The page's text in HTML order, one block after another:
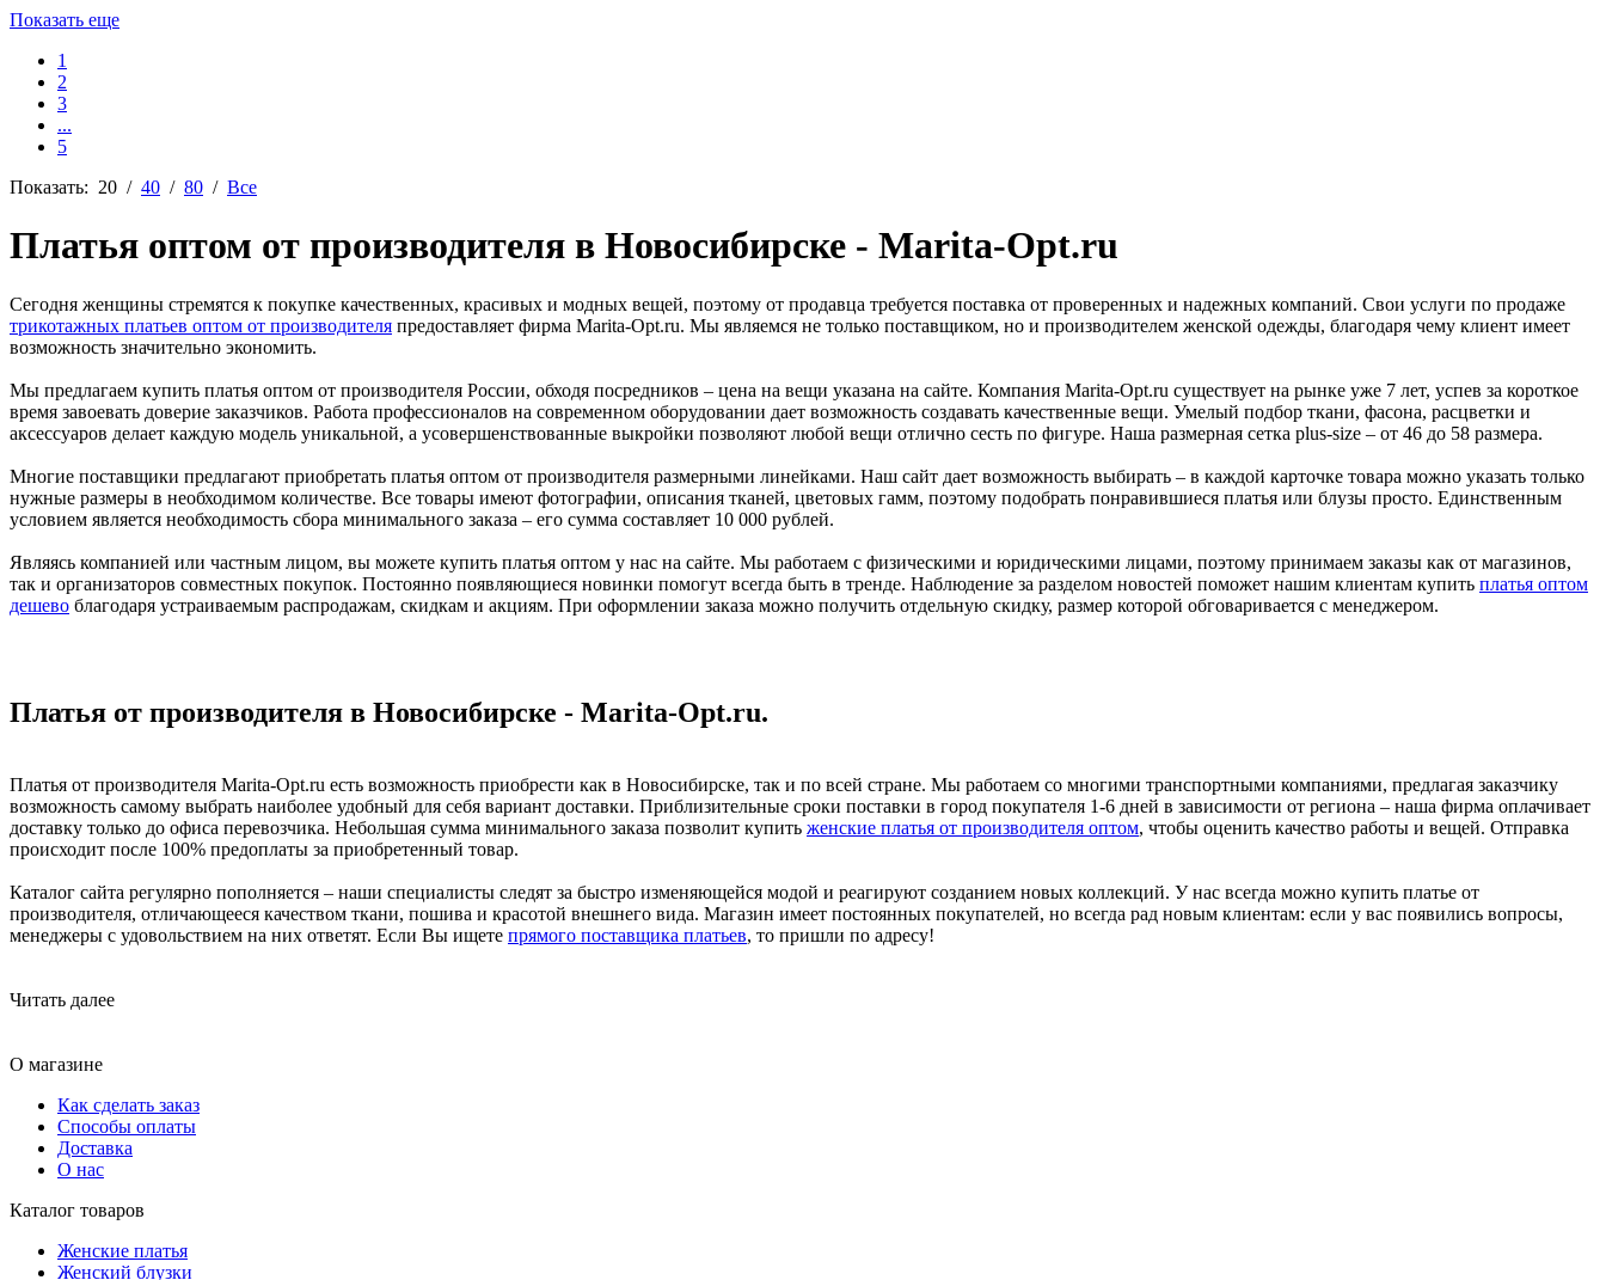
Показать еще
1
2
3
...
5
Показать: 20 / 40 / 80 / Все
Платья оптом от производителя в Новосибирске - Marita-Opt.ru
Сегодня женщины стремятся к покупке качественных, красивых и модных вещей, поэтому от продавца требуется поставка от проверенных и надежных компаний. Свои услуги по продаже
трикотажных платьев оптом от производителя предоставляет фирма Marita-Opt.ru. Мы являемся не только поставщиком, но и производителем женской одежды, благодаря чему клиент имеет
возможность значительно экономить.
Мы предлагаем купить платья оптом от производителя России, обходя посредников – цена на вещи указана на сайте. Компания Marita-Opt.ru существует на рынке уже 7 лет, успев за короткое
время завоевать доверие заказчиков. Работа профессионалов на современном оборудовании дает возможность создавать качественные вещи. Умелый подбор ткани, фасона, расцветки и
аксессуаров делает каждую модель уникальной, а усовершенствованные выкройки позволяют любой вещи отлично сесть по фигуре. Наша размерная сетка plus-size – от 46 до 58 размера.
Многие поставщики предлагают приобретать платья оптом от производителя размерными линейками. Наш сайт дает возможность выбирать – в каждой карточке товара можно указать только
нужные размеры в необходимом количестве. Все товары имеют фотографии, описания тканей, цветовых гамм, поэтому подобрать понравившиеся платья или блузы просто. Единственным
условием является необходимость сбора минимального заказа – его сумма составляет 10 000 рублей.
Являясь компанией или частным лицом, вы можете купить платья оптом у нас на сайте. Мы работаем с физическими и юридическими лицами, поэтому принимаем заказы как от магазинов,
так и организаторов совместных покупок. Постоянно появляющиеся новинки помогут всегда быть в тренде. Наблюдение за разделом новостей поможет нашим клиентам купить платья оптом
дешево благодаря устраиваемым распродажам, скидкам и акциям. При оформлении заказа можно получить отдельную скидку, размер которой обговаривается с менеджером.
Платья от производителя в Новосибирске - Marita-Opt.ru.
Платья от производителя Marita-Opt.ru есть возможность приобрести как в Новосибирске, так и по всей стране. Мы работаем со многими транспортными компаниями, предлагая заказчику
возможность самому выбрать наиболее удобный для себя вариант доставки. Приблизительные сроки поставки в город покупателя 1-6 дней в зависимости от региона – наша фирма оплачивает
доставку только до офиса перевозчика. Небольшая сумма минимального заказа позволит купить женские платья от производителя оптом, чтобы оценить качество работы и вещей. Отправка
происходит после 100% предоплаты за приобретенный товар.
Каталог сайта регулярно пополняется – наши специалисты следят за быстро изменяющейся модой и реагируют созданием новых коллекций. У нас всегда можно купить платье от
производителя, отличающееся качеством ткани, пошива и красотой внешнего вида. Магазин имеет постоянных покупателей, но всегда рад новым клиентам: если у вас появились вопросы,
менеджеры с удовольствием на них ответят. Если Вы ищете прямого поставщика платьев, то пришли по адресу!
Читать далее
О магазине
Как сделать заказ
Способы оплаты
Доставка
О нас
Каталог товаров
Женские платья
Женский блузки